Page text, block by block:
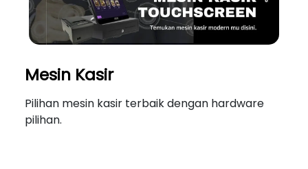
Mesin Kasir
Pilihan mesin kasir terbaik dengan hardware
pilihan.